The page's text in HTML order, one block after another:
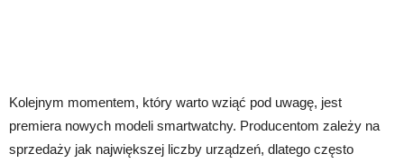
Kolejnym momentem, który warto wziąć pod uwagę, jest
premiera nowych modeli smartwatchy. Producentom zależy na
sprzedaży jak największej liczby urządzeń, dlatego często